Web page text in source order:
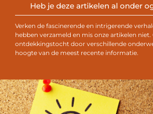
Heb je deze artikelen al onder
Verken de fascinerende en intrigerende
hebben verzameld en mis onze artikelen niet.
ontdekkingstocht door verschillende
hoogte van de meest recente informatie.